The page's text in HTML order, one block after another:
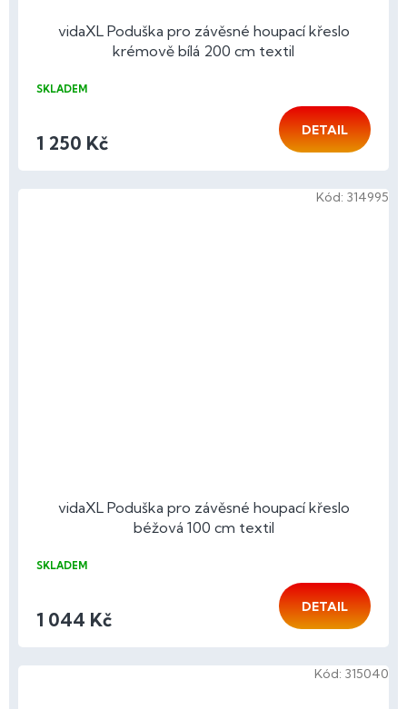
vidaXL Poduška pro závěsné houpací křeslo
krémově bílá 200 cm textil
SKLADEM
1 250 Kč
DETAIL
vidaXL Poduška pro závěsné houpací křeslo
béžová 100 cm textil
SKLADEM
1 044 Kč
DETAIL
Kód: 314995
Kód: 315040